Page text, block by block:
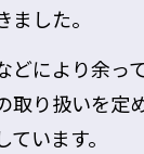
した。
どにより余っ
取り扱いを定
います。